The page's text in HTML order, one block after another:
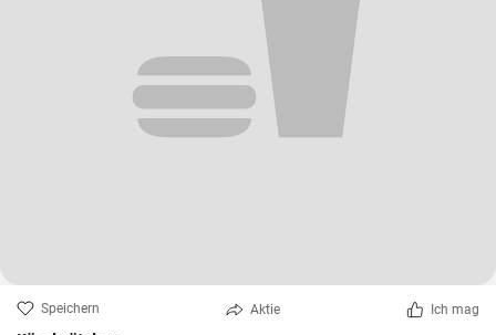
Speichern Aktie Ich mag